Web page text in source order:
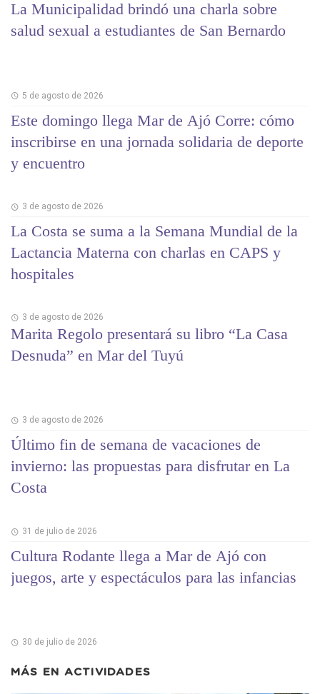
La Municipalidad brindó una charla sobre
salud sexual a estudiantes de San Bernardo
5 de agosto de 2026
Este domingo llega Mar de Ajó Corre: cómo
inscribirse en una jornada solidaria de deporte
y encuentro
3 de agosto de 2026
La Costa se suma a la Semana Mundial de la
Lactancia Materna con charlas en CAPS y
hospitales
3 de agosto de 2026
Marita Regolo presentará su libro “La Casa
Desnuda” en Mar del Tuyú
3 de agosto de 2026
Último fin de semana de vacaciones de
invierno: las propuestas para disfrutar en La
Costa
31 de julio de 2026
Cultura Rodante llega a Mar de Ajó con
juegos, arte y espectáculos para las infancias
30 de julio de 2026
MÁS EN ACTIVIDADES